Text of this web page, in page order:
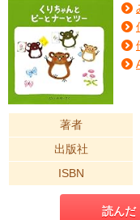
著者
出版社
ISBN
読んだ